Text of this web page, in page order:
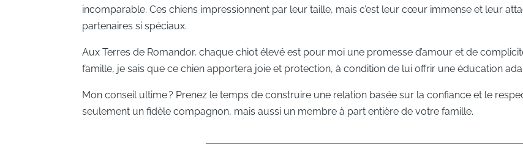
incomparable. Ces chiens impressionnent par leur taille, mais c’est leur cœur immense et leur
partenaires si spéciaux.
Aux Terres de Romandor, chaque chiot élevé est pour moi une promesse d’amour et de
famille, je sais que ce chien apportera joie et protection, à condition de lui offrir une éducation
Mon conseil ultime ? Prenez le temps de construire une relation basée sur la confiance et le
seulement un fidèle compagnon, mais aussi un membre à part entière de votre famille.